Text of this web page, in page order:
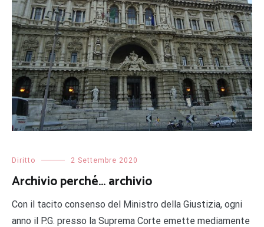
Diritto 2 Settembre 2020
Archivio perché… archivio
Con il tacito consenso del Ministro della Giustizia, ogni
anno il P.G. presso la Suprema Corte emette mediamente